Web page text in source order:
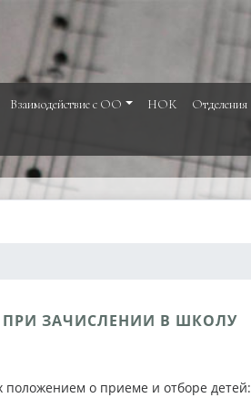
Взаимодействие с ОО НОК Отделения
ЗАЧИСЛЕНИИ В ШКОЛУ
положением о приеме и отборе детей: